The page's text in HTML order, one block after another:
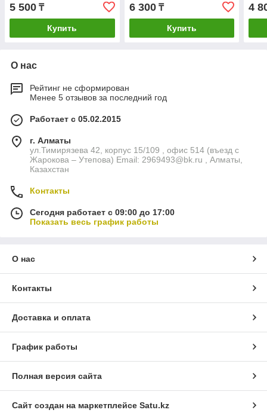
5 500 ₸
Купить
6 300₸
Купить
4
О нас
Рейтинг не сформирован
Менее 5 отзывов за последний год
Работает с 05.02.2015
г. Алматы
ул.Тимирязева 42, корпус 15/109 , офис 514 (въезд с
Жарокова – Утепова) Email: 2969493@bk.ru , Алматы,
Казахстан
Контакты
Сегодня работает с 09:00 до 17:00
Показать весь график работы
О нас
Контакты
Доставка и оплата
График работы
Полная версия сайта
Сайт создан на маркетплейсе Satu.kz